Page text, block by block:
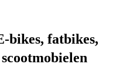
bikes, fatbikes,